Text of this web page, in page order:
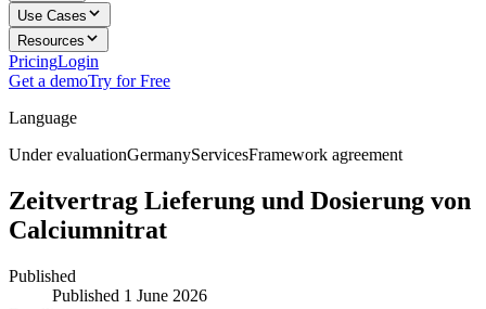
Use Cases
Resources
PricingLogin
Get a demoTry for Free
Language
Under evaluationGermanyServicesFramework agreement
Zeitvertrag Lieferung und Dosierung von
Calciumnitrat
Published
Published 1 June 2026